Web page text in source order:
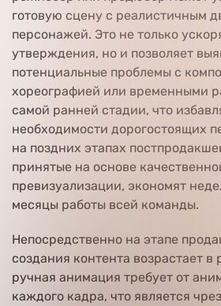
готовую сцену с реалистичным
персонажей. Это не только
утверждения, но и позволяет
потенциальные проблемы с
хореографией или временными
самой ранней стадии, что
необходимости дорогостоящих
на поздних этапах
принятые на основе
превизуализации, экономят
месяцы работы всей команды.
Непосредственно на этапе
создания контента возрастает в
ручная анимация требует от
каждого кадра, что является